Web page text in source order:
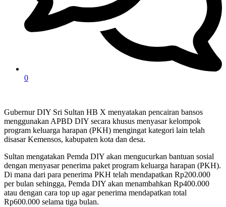
0
Gubernur DIY Sri Sultan HB X menyatakan pencairan bansos
menggunakan APBD DIY secara khusus menyasar kelompok
program keluarga harapan (PKH) mengingat kategori lain telah
disasar Kemensos, kabupaten kota dan desa.
Sultan mengatakan Pemda DIY akan mengucurkan bantuan sosial
dengan menyasar penerima paket program keluarga harapan (PKH).
Di mana dari para penerima PKH telah mendapatkan Rp200.000
per bulan sehingga, Pemda DIY akan menambahkan Rp400.000
atau dengan cara top up agar penerima mendapatkan total
Rp600.000 selama tiga bulan.